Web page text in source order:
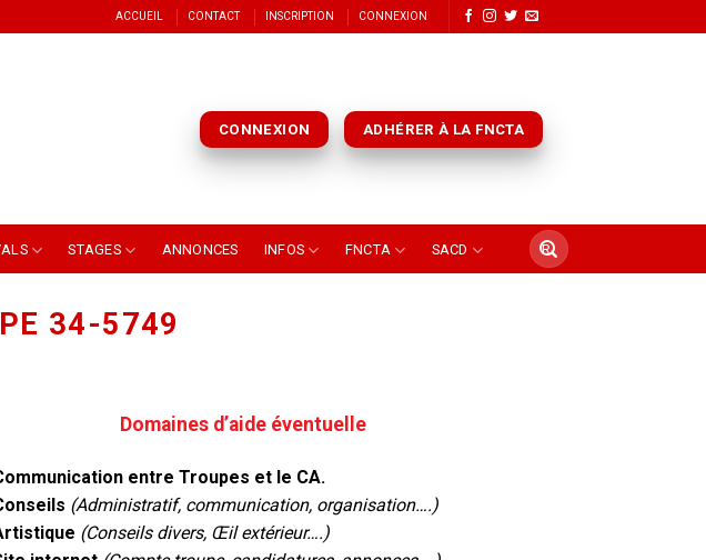
ACCUEIL CONTACT INSCRIPTION CONNEXION
CONNEXION ADHÉRER À LA FNCTA
STAGES ANNONCES INFOS FNCTA SACD
34-5749
Domaines d’aide éventuelle
entre Troupes et le CA.
(Administratif, communication, organisation….)
(Conseils divers, Œil extérieur….)